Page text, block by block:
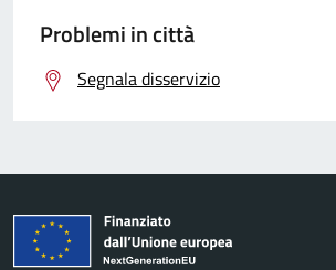
Problemi in città
Segnala disservizio